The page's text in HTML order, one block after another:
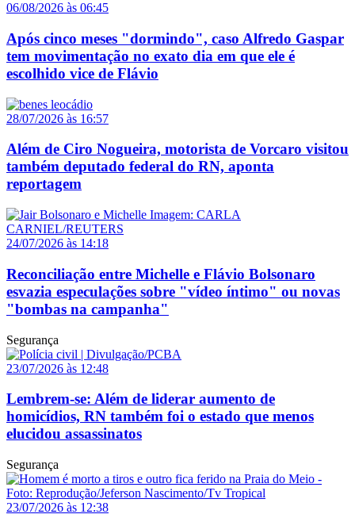
06/08/2026 às 06:45
Após cinco meses "dormindo", caso Alfredo Gaspar
tem movimentação no exato dia em que ele é
escolhido vice de Flávio
28/07/2026 às 16:57
Além de Ciro Nogueira, motorista de Vorcaro visitou
também deputado federal do RN, aponta
reportagem
24/07/2026 às 14:18
Reconciliação entre Michelle e Flávio Bolsonaro
esvazia especulações sobre "vídeo íntimo" ou novas
"bombas na campanha"
Segurança
23/07/2026 às 12:48
Lembrem-se: Além de liderar aumento de
homicídios, RN também foi o estado que menos
elucidou assassinatos
Segurança
23/07/2026 às 12:38